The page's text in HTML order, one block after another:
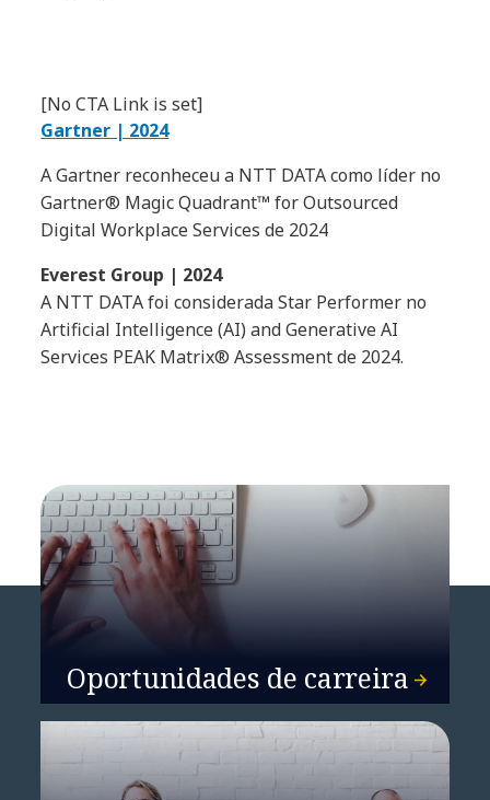
[No CTA Link is set]
Gartner | 2024
A Gartner reconheceu a NTT DATA como líder no
Gartner® Magic Quadrant™ for Outsourced
Digital Workplace Services de 2024
Everest Group | 2024
A NTT DATA foi considerada Star Performer no
Artificial Intelligence (AI) and Generative AI
Services PEAK Matrix® Assessment de 2024.
Oportunidades de carreira